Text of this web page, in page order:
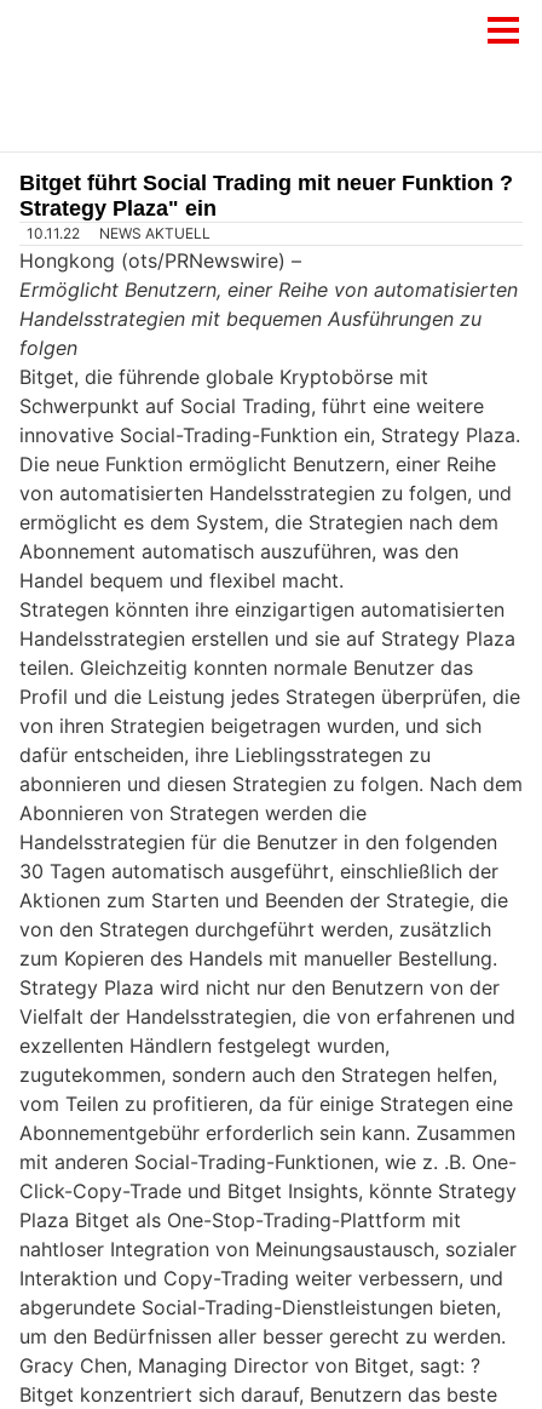
Bitget führt Social Trading mit neuer Funktion ?
Strategy Plaza" ein
10.11.22 NEWS AKTUELL
Hongkong (ots/PRNewswire) –
Ermöglicht Benutzern, einer Reihe von automatisierten
Handelsstrategien mit bequemen Ausführungen zu
folgen
Bitget, die führende globale Kryptobörse mit
Schwerpunkt auf Social Trading, führt eine weitere
innovative Social-Trading-Funktion ein, Strategy Plaza.
Die neue Funktion ermöglicht Benutzern, einer Reihe
von automatisierten Handelsstrategien zu folgen, und
ermöglicht es dem System, die Strategien nach dem
Abonnement automatisch auszuführen, was den
Handel bequem und flexibel macht.
Strategen könnten ihre einzigartigen automatisierten
Handelsstrategien erstellen und sie auf Strategy Plaza
teilen. Gleichzeitig konnten normale Benutzer das
Profil und die Leistung jedes Strategen überprüfen, die
von ihren Strategien beigetragen wurden, und sich
dafür entscheiden, ihre Lieblingsstrategen zu
abonnieren und diesen Strategien zu folgen. Nach dem
Abonnieren von Strategen werden die
Handelsstrategien für die Benutzer in den folgenden
30 Tagen automatisch ausgeführt, einschließlich der
Aktionen zum Starten und Beenden der Strategie, die
von den Strategen durchgeführt werden, zusätzlich
zum Kopieren des Handels mit manueller Bestellung.
Strategy Plaza wird nicht nur den Benutzern von der
Vielfalt der Handelsstrategien, die von erfahrenen und
exzellenten Händlern festgelegt wurden,
zugutekommen, sondern auch den Strategen helfen,
vom Teilen zu profitieren, da für einige Strategen eine
Abonnementgebühr erforderlich sein kann. Zusammen
mit anderen Social-Trading-Funktionen, wie z. .B. One-
Click-Copy-Trade und Bitget Insights, könnte Strategy
Plaza Bitget als One-Stop-Trading-Plattform mit
nahtloser Integration von Meinungsaustausch, sozialer
Interaktion und Copy-Trading weiter verbessern, und
abgerundete Social-Trading-Dienstleistungen bieten,
um den Bedürfnissen aller besser gerecht zu werden.
Gracy Chen, Managing Director von Bitget, sagt: ?
Bitget konzentriert sich darauf, Benutzern das beste